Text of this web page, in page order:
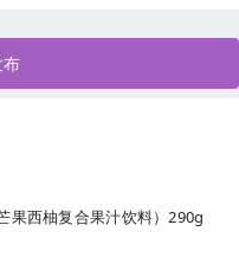
果西柚复合果汁饮料）290g